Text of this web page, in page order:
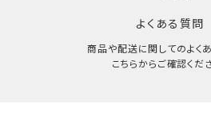
よくある質問
商品や配送に関してのよく
こちらからご確認くだ